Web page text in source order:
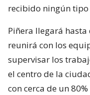
recibido ningún
Piñera llegará hasta
reunirá con los
supervisar los
el centro de la
con cerca de un